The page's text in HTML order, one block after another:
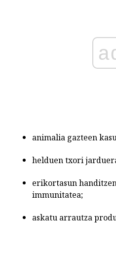
animalia gazteen
helduen txori
erikortasun
immunitatea;
askatu arrautza